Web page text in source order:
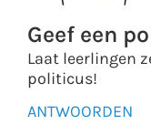
Geef een
Laat leerlingen
politicus!
ANTWOORDEN